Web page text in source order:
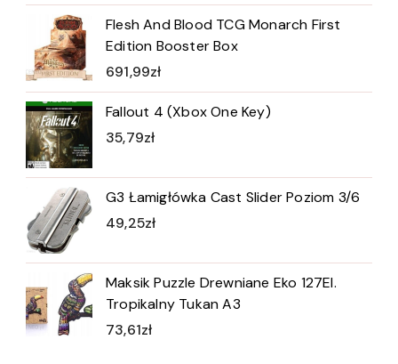
Flesh And Blood TCG Monarch First
Edition Booster Box
691,99zł
Fallout 4 (Xbox One Key)
35,79zł
G3 Łamigłówka Cast Slider Poziom 3/6
49,25zł
Maksik Puzzle Drewniane Eko 127El.
Tropikalny Tukan A3
73,61zł